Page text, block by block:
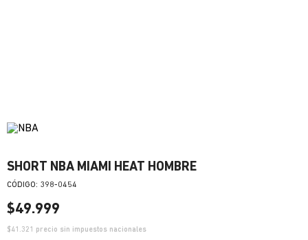
SHORT NBA MIAMI HEAT HOMBRE
: 398-0454
$49.999
$41.321 precio sin impuestos nacionales